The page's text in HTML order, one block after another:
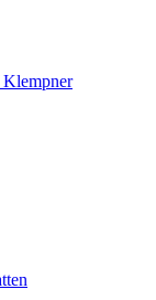
Klempner